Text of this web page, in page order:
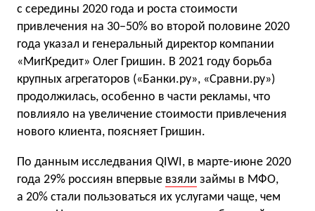
с середины 2020 года и роста стоимости
привлечения на 30−50% во второй половине 2020
года указал и генеральный директор компании
«МигКредит» Олег Гришин. В 2021 году борьба
крупных агрегаторов («Банки.ру», «Сравни.ру»)
продолжилась, особенно в части рекламы, что
повлияло на увеличение стоимости привлечения
нового клиента, поясняет Гришин.
По данным исследвания QIWI, в марте-июне 2020
года 29% россиян впервые взяли займы в МФО,
а 20% стали пользоваться их услугами чаще, чем